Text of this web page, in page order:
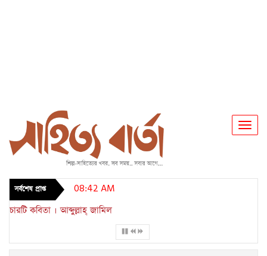
সর্বশেষ প্রাপ্ত 08:42 AM
চারটি কবিতা । আব্দুল্লাহ্ জামিল